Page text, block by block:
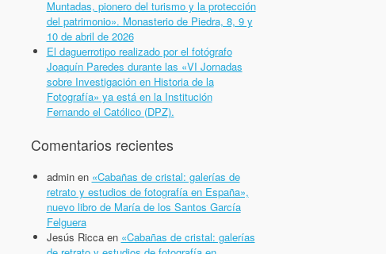
Muntadas, pionero del turismo y la protección
del patrimonio». Monasterio de Piedra, 8, 9 y
10 de abril de 2026
El daguerrotipo realizado por el fotógrafo
Joaquín Paredes durante las «VI Jornadas
sobre Investigación en Historia de la
Fotografía» ya está en la Institución
Fernando el Católico (DPZ).
Comentarios recientes
adminen «Cabañas de cristal: galerías de
retrato y estudios de fotografía en España»,
nuevo libro de María de los Santos García
Felguera
Jesús Riccaen «Cabañas de cristal: galerías